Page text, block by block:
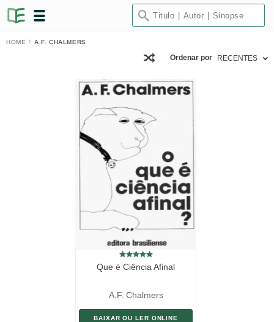
HOME A.F. CHALMERS
Ordenar por RECENTES
Que é Ciência Afinal
A.F. Chalmers
BAIXAR OU LER ONLINE